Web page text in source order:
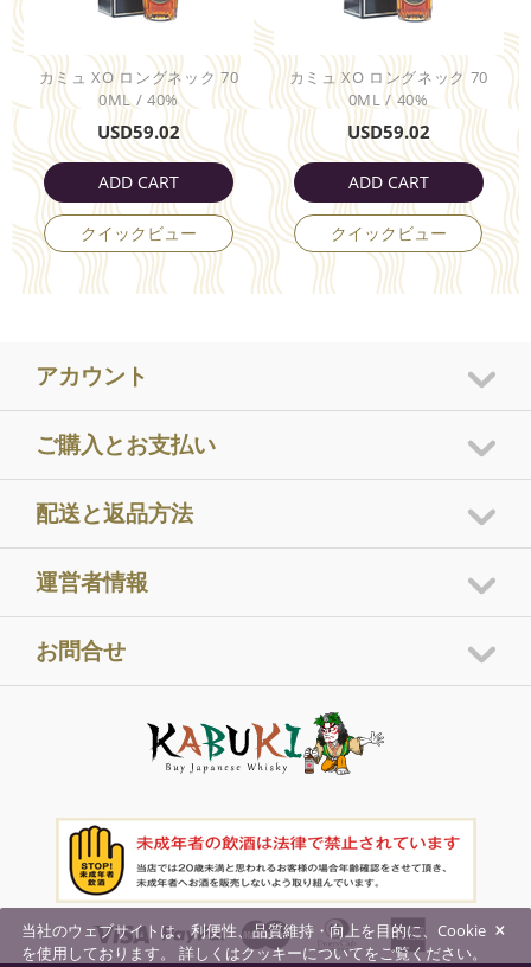
カミュ XO ロングネック 70
0ML / 40%
USD59.02
ADD CART
クイックビュー
カミュ XO ロングネック 70
0ML / 40%
USD59.02
ADD CART
クイックビュー
アカウント
ご購入とお支払い
配送と返品方法
運営者情報
お問合せ
×
当社のウェブサイトは、利便性、品質維持・向上を目的に、Cookie
を使用しております。 詳しくはクッキーについてをご覧ください。